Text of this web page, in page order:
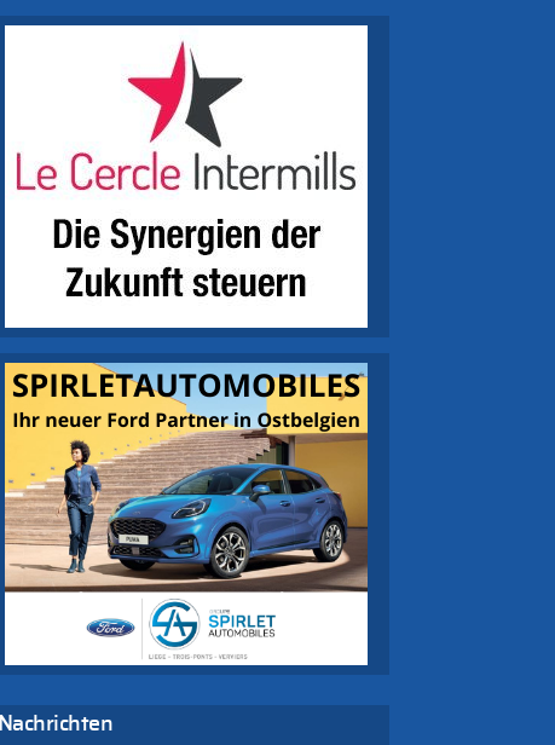
Nachrichten